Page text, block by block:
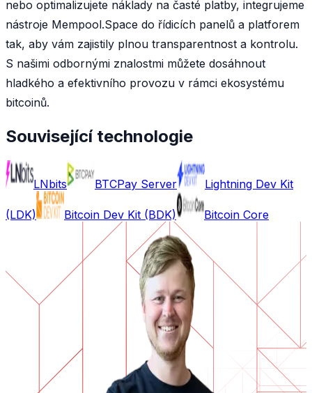
nebo optimalizujete náklady na časté platby, integrujeme
nástroje Mempool.Space do řídicích panelů a platforem
tak, aby vám zajistily plnou transparentnost a kontrolu.
S našimi odbornými znalostmi můžete dosáhnout
hladkého a efektivního provozu v rámci ekosystému
bitcoinů.
Související technologie
LNbits BTCPay Server Lightning Dev Kit
(LDK) Bitcoin Dev Kit (BDK) Bitcoin Core